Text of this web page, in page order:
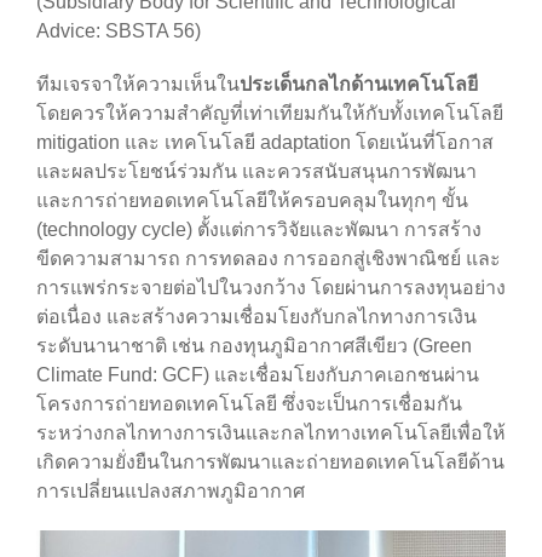
Advice:​ SBSTA 56)
ทีมเจรจาให้ความเห็นในประเด็นกลไกด้านเทคโนโลยี
โดยควรให้ความสำคัญที่เท่าเทียมกันให้กับทั้งเทคโนโลยี
mitigation และ เทคโนโลยี adaptation โดยเน้นที่โอกาส
และผลประโยชน์ร่วมกัน และควรสนับสนุนการพัฒนา
และการถ่ายทอดเทคโนโลยีให้ครอบคลุมในทุกๆ ขั้น
(technology cycle) ตั้งแต่การวิจัยและพัฒนา การสร้าง
ขีดความสามารถ การทดลอง การออกสู่เชิงพาณิชย์ และ
การแพร่กระจายต่อไปในวงกว้าง โดยผ่านการลงทุนอย่าง
ต่อเนื่อง และสร้างความเชื่อมโยงกับกลไกทางการเงิน
ระดับนานาชาติ เช่น กองทุนภูมิอากาศสีเขียว (Green
Climate Fund: GCF) และเชื่อมโยงกับภาคเอกชนผ่าน
โครงการถ่ายทอดเทคโนโลยี ซึ่งจะเป็นการเชื่อมกัน
ระหว่างกลไกทางการเงินและกลไกทางเทคโนโลยีเพื่อให้
เกิดความยั่งยืนในการพัฒนาและถ่ายทอดเทคโนโลยีด้าน
การเปลี่ยนแปลงสภาพภูมิอากาศ